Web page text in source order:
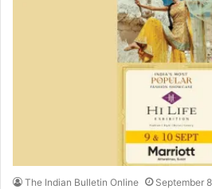
The Indian Bulletin Online September